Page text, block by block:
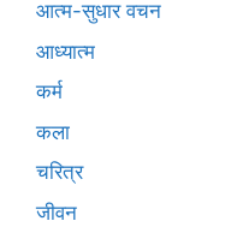
आत्म-सुधार वचन
आध्यात्म
कर्म
कला
चरित्र
जीवन